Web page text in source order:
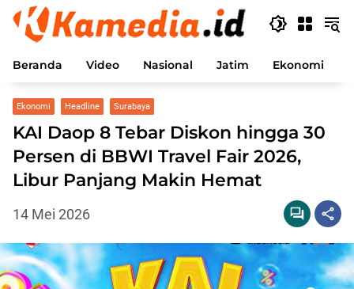
Langsung
konten
Beranda Video Nasional Jatim Ekonomi
Ekonomi Headline Surabaya
KAI Daop 8 Tebar Diskon hingga 30
Persen di BBWI Travel Fair 2026,
Libur Panjang Makin Hemat
14 Mei 2026